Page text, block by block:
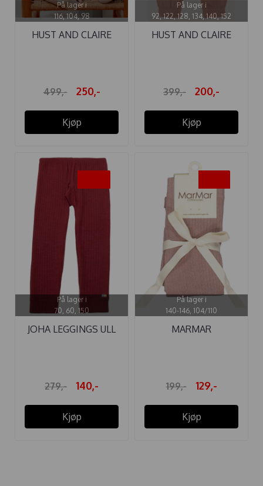
På lager i
116, 104, 98
HUST AND CLAIRE
499,- 250,-
Kjøp
På lager i
92, 122, 128, 134, 140, 152
HUST AND CLAIRE
399,- 200,-
Kjøp
På lager i
70, 60, 150
JOHA LEGGINGS ULL
279,- 140,-
Kjøp
På lager i
140-146, 104/110
MARMAR
199,- 129,-
Kjøp